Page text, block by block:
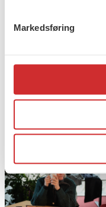
Markedsføring